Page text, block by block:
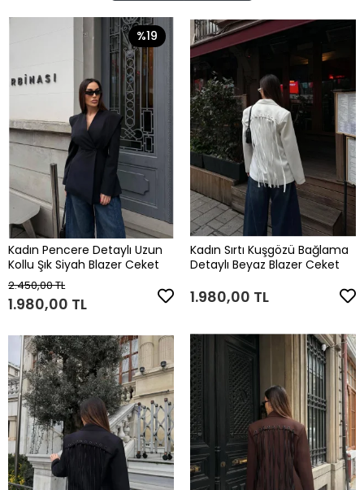
%19
Kadın Pencere Detaylı Uzun
Kollu Şık Siyah Blazer Ceket
2.450,00 TL
1.980,00 TL
Kadın Sırtı Kuşgözü Bağlama
Detaylı Beyaz Blazer Ceket
1.980,00 TL